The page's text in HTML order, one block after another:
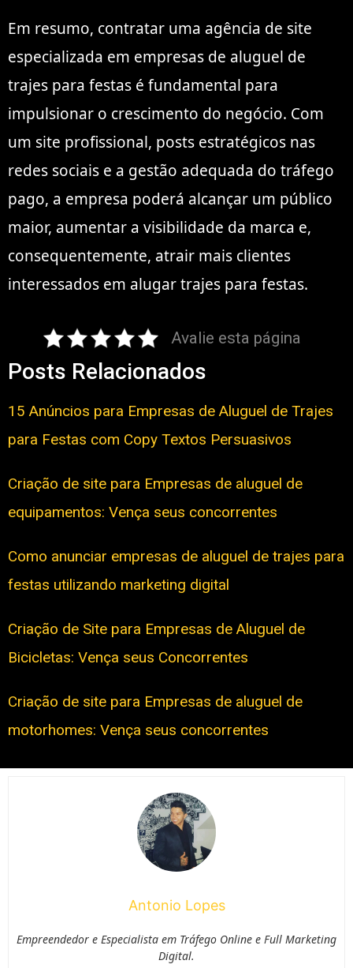
Em resumo, contratar uma agência de site
especializada em empresas de aluguel de
trajes para festas é fundamental para
impulsionar o crescimento do negócio. Com
um site profissional, posts estratégicos nas
redes sociais e a gestão adequada do tráfego
pago, a empresa poderá alcançar um público
maior, aumentar a visibilidade da marca e,
consequentemente, atrair mais clientes
interessados em alugar trajes para festas.
Avalie esta página
Posts Relacionados
15 Anúncios para Empresas de Aluguel de Trajes
para Festas com Copy Textos Persuasivos
Criação de site para Empresas de aluguel de
equipamentos: Vença seus concorrentes
Como anunciar empresas de aluguel de trajes para
festas utilizando marketing digital
Criação de Site para Empresas de Aluguel de
Bicicletas: Vença seus Concorrentes
Criação de site para Empresas de aluguel de
motorhomes: Vença seus concorrentes
Antonio Lopes
Empreendedor e Especialista em Tráfego Online e Full Marketing
Digital.